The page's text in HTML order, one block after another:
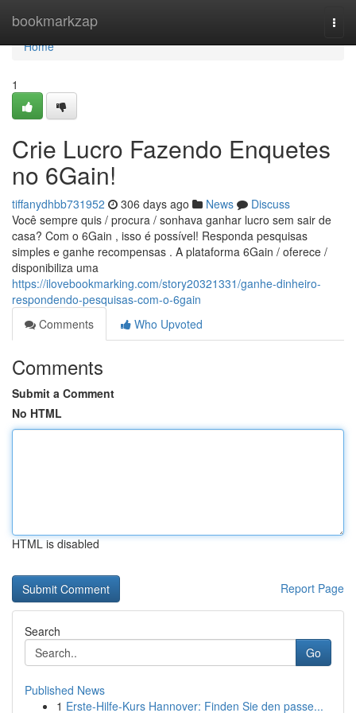
bookmarkzap
Home
Home
1
Crie Lucro Fazendo Enquetes
no 6Gain!
tiffanydhbb731952 306 days ago News
Discuss
Você sempre quis / procura / sonhava ganhar lucro sem sair de
casa? Com o 6Gain , isso é possível! Responda pesquisas
simples e ganhe recompensas . A plataforma 6Gain / oferece /
disponibiliza uma
https://ilovebookmarking.com/story20321331/ganhe-dinheiro-
respondendo-pesquisas-com-o-6gain
Comments
Who Upvoted
Comments
Submit a Comment
No HTML
HTML is disabled
Report Page
Search
Go
Published News
1 Erste-Hilfe-Kurs Hannover: Finden Sie den passe...